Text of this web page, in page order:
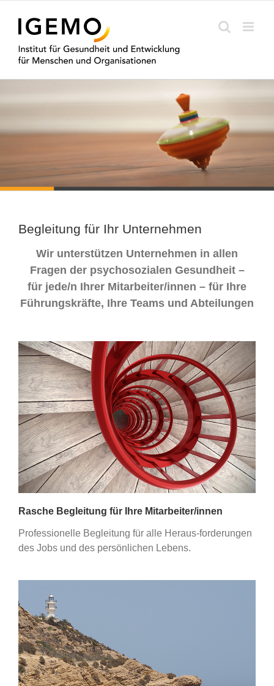
Inhalt
springen
Begleitung für Ihr Unternehmen
Wir unterstützen Unternehmen in allen
Fragen der psychosozialen Gesundheit –
für jede/n Ihrer Mitarbeiter/innen – für Ihre
Führungskräfte, Ihre Teams und Abteilungen
Rasche Begleitung für Ihre Mitarbeiter/innen
Professionelle Begleitung für alle Heraus-forderungen
des Jobs und des persönlichen Lebens.